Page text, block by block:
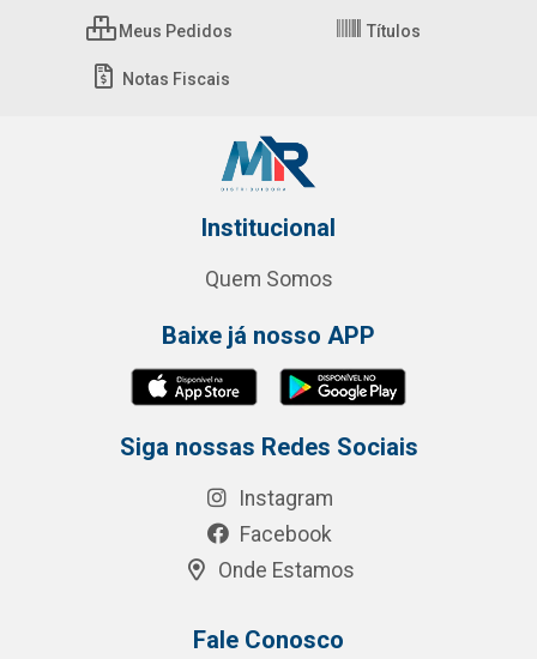
Meus Pedidos Títulos
Notas Fiscais
Institucional
Quem Somos
Baixe já nosso APP
Siga nossas Redes Sociais
Instagram
Facebook
Onde Estamos
Fale Conosco